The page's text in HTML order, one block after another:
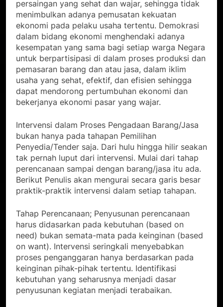
persaingan yang sehat dan wajar, sehingga tidak
menimbulkan adanya pemusatan kekuatan
ekonomi pada pelaku usaha tertentu. Demokrasi
dalam bidang ekonomi menghendaki adanya
kesempatan yang sama bagi setiap warga Negara
untuk berpartisipasi di dalam proses produksi dan
pemasaran barang dan atau jasa, dalam iklim
usaha yang sehat, efektif, dan efisien sehingga
dapat mendorong pertumbuhan ekonomi dan
bekerjanya ekonomi pasar yang wajar.
Intervensi dalam Proses Pengadaan Barang/Jasa
bukan hanya pada tahapan Pemilihan
Penyedia/Tender saja. Dari hulu hingga hilir seakan
tak pernah luput dari intervensi. Mulai dari tahap
perencanaan sampai dengan barang/jasa itu ada.
Berikut Penulis akan mengurai secara garis besar
praktik-praktik intervensi dalam setiap tahapan.
Tahap Perencanaan; Penyusunan perencanaan
harus didasarkan pada kebutuhan (based on
need) bukan semata-mata pada keinginan (based
on want). Intervensi seringkali menyebabkan
proses penganggaran hanya berdasarkan pada
keinginan pihak-pihak tertentu. Identifikasi
kebutuhan yang seharusnya menjadi dasar
penyusunan kegiatan menjadi terabaikan.